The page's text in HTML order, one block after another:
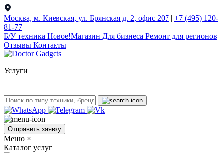
Москва, м. Киевская, ул. Брянская д. 2, офис 207 | +7 (495) 120-
81-77
Б/У техникa Новое!Магазин Для бизнеса Ремонт для регионов
Отзывы Контакты
Услуги
Отправить заявку
Меню ×
Каталог услуг